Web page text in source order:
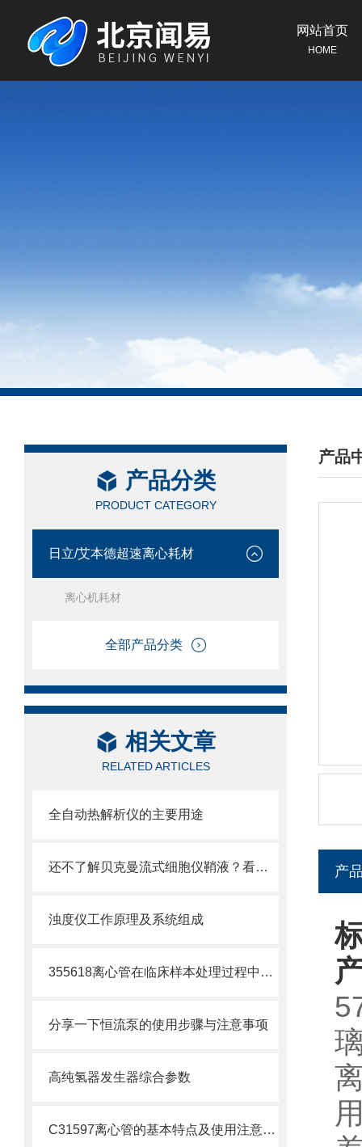
网站首页
HOME
产品分类
PRODUCT CATEGORY
日立/艾本德超速离心耗材
离心机耗材
全部产品分类
相关文章
RELATED ARTICLES
全自动热解析仪的主要用途
还不了解贝克曼流式细胞仪鞘液？看这里就对了！
浊度仪工作原理及系统组成
355618离心管在临床样本处理过程中的作用
分享一下恒流泵的使用步骤与注意事项
高纯氢器发生器综合参数
C31597离心管的基本特点及使用注意事项
产品
/
产